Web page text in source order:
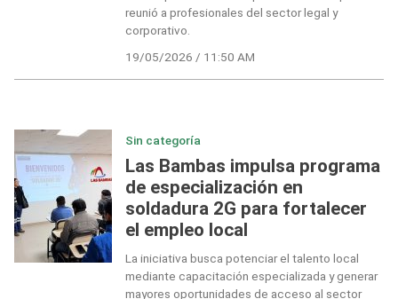
reunió a profesionales del sector legal y
corporativo.
19/05/2026 / 11:50 AM
Sin categoría
Las Bambas impulsa programa
de especialización en
soldadura 2G para fortalecer
el empleo local
La iniciativa busca potenciar el talento local
mediante capacitación especializada y generar
mayores oportunidades de acceso al sector